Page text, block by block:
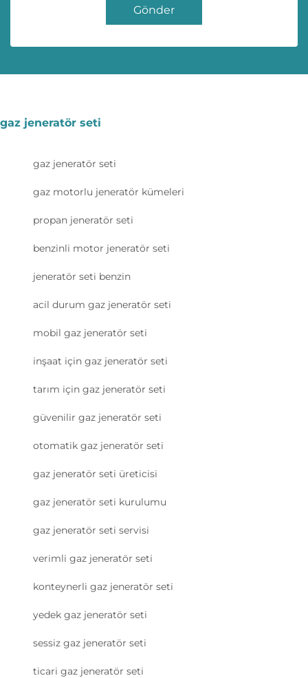
Gönder
gaz jeneratör seti
gaz jeneratör seti
gaz motorlu jeneratör kümeleri
propan jeneratör seti
benzinli motor jeneratör seti
jeneratör seti benzin
acil durum gaz jeneratör seti
mobil gaz jeneratör seti
inşaat için gaz jeneratör seti
tarım için gaz jeneratör seti
güvenilir gaz jeneratör seti
otomatik gaz jeneratör seti
gaz jeneratör seti üreticisi
gaz jeneratör seti kurulumu
gaz jeneratör seti servisi
verimli gaz jeneratör seti
konteynerli gaz jeneratör seti
yedek gaz jeneratör seti
sessiz gaz jeneratör seti
ticari gaz jeneratör seti